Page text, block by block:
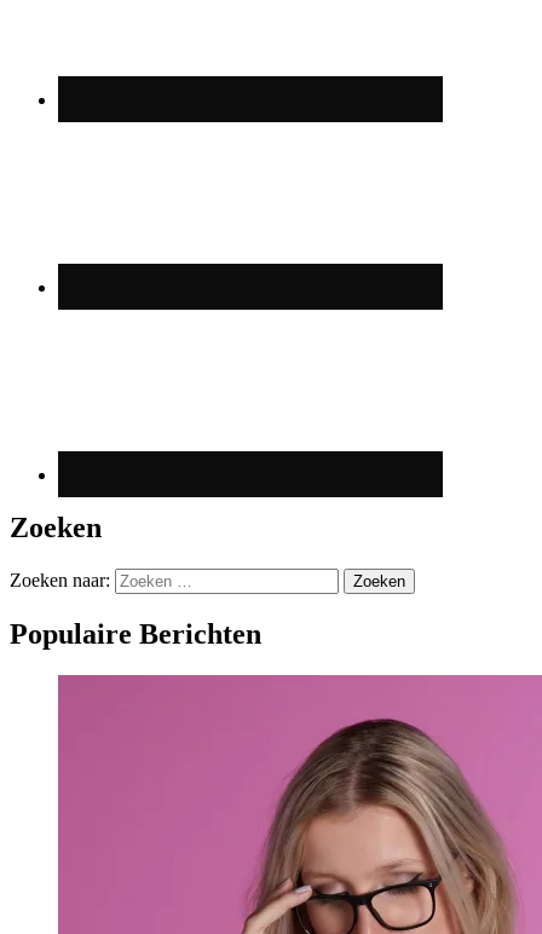
Zoeken
Zoeken naar:
Populaire Berichten